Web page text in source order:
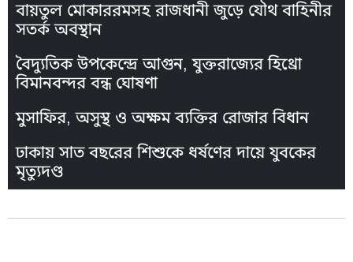
বায়তুল মোকাররমসহ রাজধানী জুড়ে যৌথ বাহিনীর
সতর্ক অবস্থান
বৈদ্যুতিক উপকেন্দ্রে আগুন, যুক্তরাজ্যের হিথ্রো
বিমানবন্দর বন্ধ ঘোষণা
মুসাফির, অসুস্থ ও অক্ষম ব্যক্তির রোজার বিধান
ঢাকায় সাত বছরের শিশুকে ধর্ষণের দায়ে যুবকের
মৃত্যুদণ্ড